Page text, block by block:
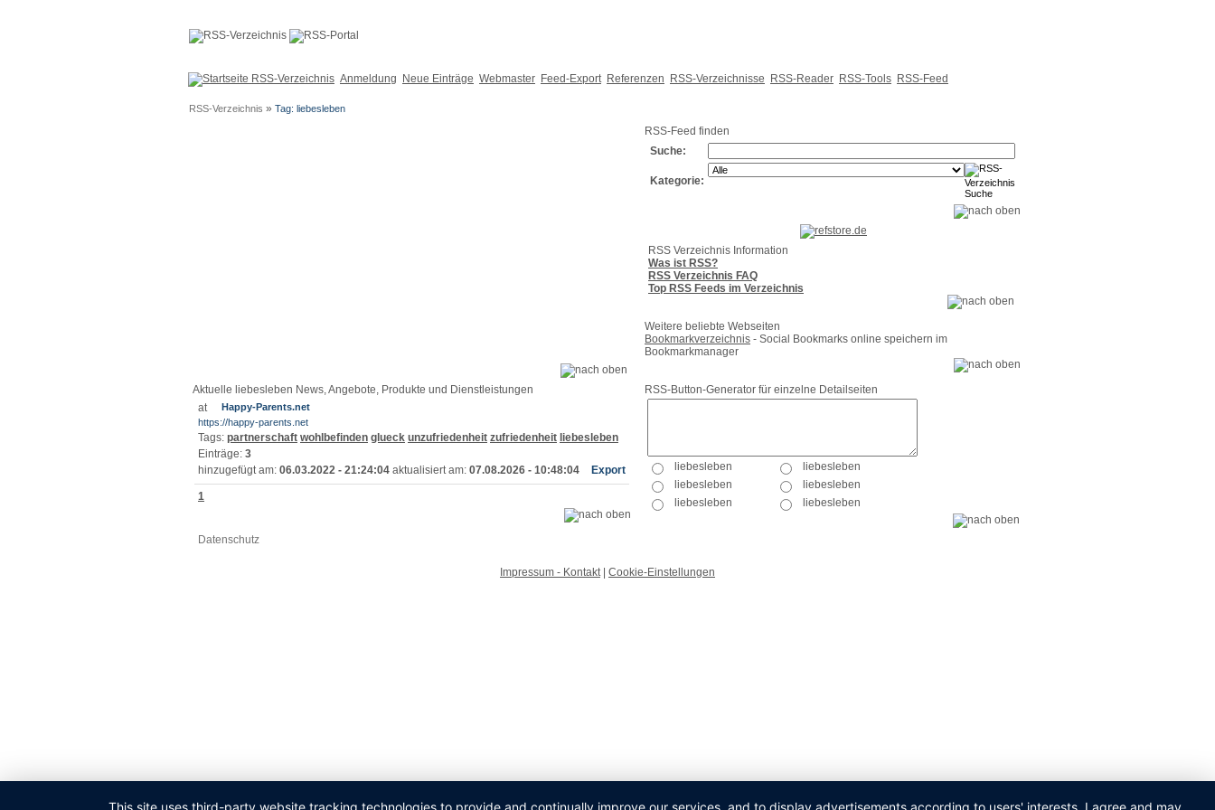
Anmeldung Neue Einträge Webmaster Feed-Export Referenzen RSS-Verzeichnisse RSS-Reader RSS-Tools RSS-Feed
RSS-Verzeichnis » Tag: liebesleben
Aktuelle liebesleben News, Angebote, Produkte und Dienstleistungen
Happy-Parents.net
https://happy-parents.net
Tags: partnerschaft wohlbefinden glueck unzufriedenheit zufriedenheit liebesleben
Einträge: 3
hinzugefügt am: 06.03.2022 - 21:24:04 aktualisiert am: 07.08.2026 - 10:48:04 Export
1
RSS-Feed finden
Suche:
Kategorie:
RSS Verzeichnis Information
Was ist RSS?
RSS Verzeichnis FAQ
Top RSS Feeds im Verzeichnis
Weitere beliebte Webseiten
Bookmarkverzeichnis - Social Bookmarks online speichern im
Bookmarkmanager
RSS-Button-Generator für einzelne Detailseiten
Datenschutz
Impressum - Kontakt| Cookie-Einstellungen
This site uses third-party website tracking technologies to provide and continually improve our services, and to display advertisements according to users' interests. I agree and may